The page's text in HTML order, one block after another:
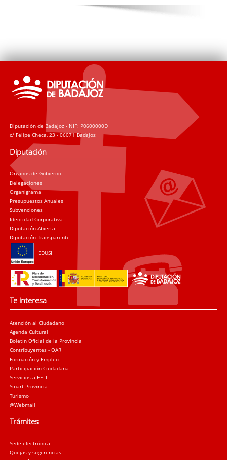
Diputación de Badajoz - NIF: P0600000D
c/ Felipe Checa, 23 - 06071 Badajoz
Diputación
Órganos de Gobierno
Delegaciones
Organigrama
Presupuestos Anuales
Subvenciones
Identidad Corporativa
Diputación Abierta
Diputación Transparente
EDUSI
Te interesa
Atención al Ciudadano
Agenda Cultural
Boletín Oficial de la Provincia
Contribuyentes - OAR
Formación y Empleo
Participación Ciudadana
Servicios a EELL
Smart Provincia
Turismo
@Webmail
Trámites
Sede electrónica
Quejas y sugerencias